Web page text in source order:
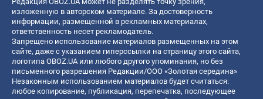
изложенную в авторском материале. За достоверность
информации, размещенной в рекламных материалах,
ответственность несет рекламодатель.
Запрещено использование материалов размещенных на этом
сайте, даже с указанием гиперссылки на страницу этого сайта,
логотипа OBOZ.UA или любого другого упоминания, но без
письменного разрешения Редакции/ООО «Золотая середина»
Незаконным использованием материалов будет считаться:
любое копирование, публикация, перепечатка, последующее